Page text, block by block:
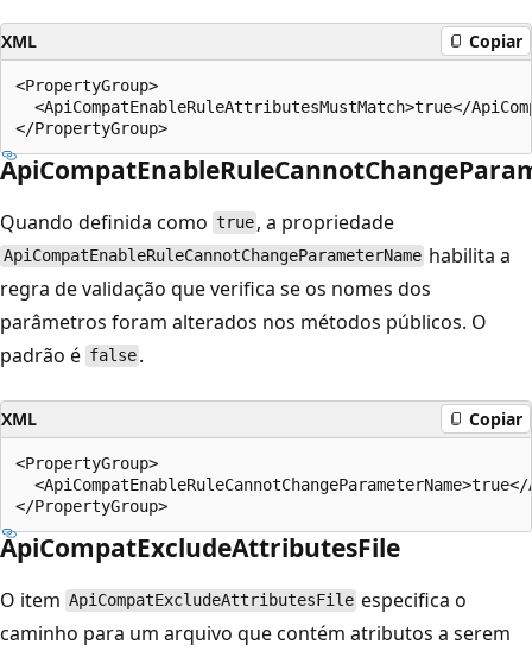
XML Copiar
<PropertyGroup>
<ApiCompatEnableRuleAttributesMustMatch>true</
Quando definida como true , a propriedade
ApiCompatEnableRuleCannotChangeParameterName habilita a
regra de validação que verifica se os nomes dos
parâmetros foram alterados nos métodos públicos. O
padrão é false .
XML Copiar
<PropertyGroup>
ApiCompatExcludeAttributesFile
O item ApiCompatExcludeAttributesFile especifica o
caminho para um arquivo que contém atributos a serem